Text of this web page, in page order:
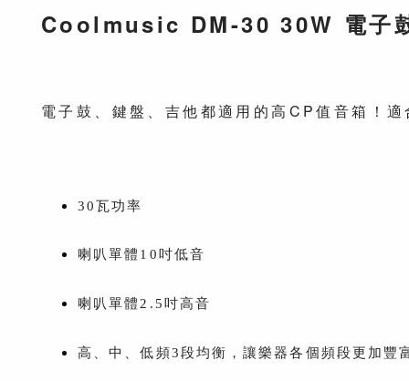
Coolmusic DM-30 30W 電子
電子鼓、鍵盤、吉他都適用的高CP值音箱！
30瓦功率
喇叭單體10吋低音
喇叭單體2.5吋高音
高、中、低頻3段均衡，讓樂器各個頻段更加豐